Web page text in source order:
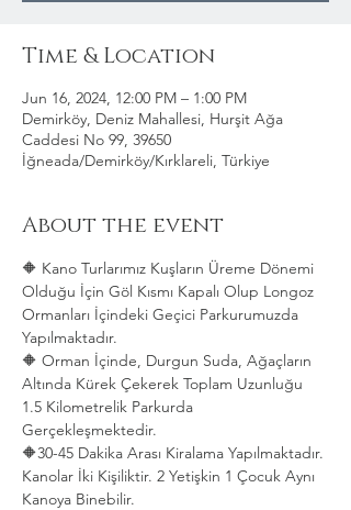
Time & Location
Jun 16, 2024, 12:00 PM – 1:00 PM
Demirköy, Deniz Mahallesi, Hurşit Ağa
Caddesi No 99, 39650
İğneada/Demirköy/Kırklareli, Türkiye
About the event
🔶 Kano Turlarımız Kuşların Üreme Dönemi
Olduğu İçin Göl Kısmı Kapalı Olup Longoz
Ormanları İçindeki Geçici Parkurumuzda
Yapılmaktadır.
🔶 Orman İçinde, Durgun Suda, Ağaçların
Altında Kürek Çekerek Toplam Uzunluğu
1.5 Kilometrelik Parkurda
Gerçekleşmektedir.
🔶30-45 Dakika Arası Kiralama Yapılmaktadır.
Kanolar İki Kişiliktir. 2 Yetişkin 1 Çocuk Aynı
Kanoya Binebilir.